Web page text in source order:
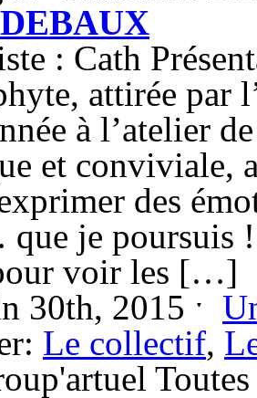
: Cath
attirée par
à l’atelier
et conviviale,
des
je
voir les […]
30th, 2015 ˑ
Le collectif,